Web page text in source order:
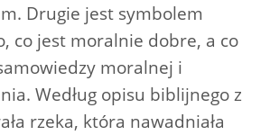
Drugie jest symbolem
co jest moralnie dobre, a co
moralnej i
Według opisu biblijnego z
rzeka, która nawadniała